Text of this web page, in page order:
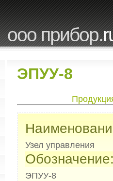
ооо прибор.
ЭПУУ-8
Узел управления
ЭПУУ-8